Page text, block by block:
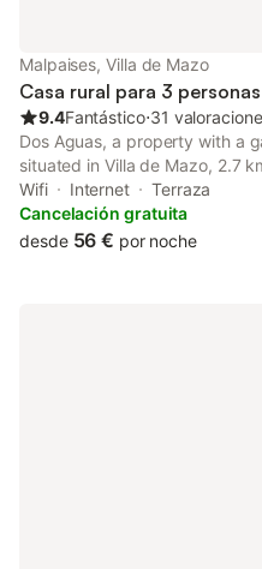
Malpaises, Villa de Mazo
Casa rural para 3 personas
9.4Fantástico⋅31
Dos Aguas, a property with a
situated in Villa de Mazo, 2.7
mountain and garden views,
guests with free WiFi.
Wifi Internet
Terraza
Cancelación gratuita
desde 56 € por noche